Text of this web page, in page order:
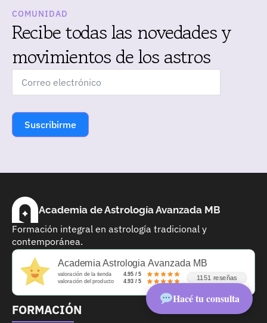
COMUNIDAD
Recibe todas las novedades y
movimientos de los astros
Suscribirme
Academia de Astrología Avanzada MB
Formación integral en astrología tradicional y
contemporánea.
Academia Astrologia Avanzada MB
valoración de la tienda
4.95 / 5
valoración del producto
4.93 / 5 1151 reseñas
FORMACIÓN
Hacé tu consulta